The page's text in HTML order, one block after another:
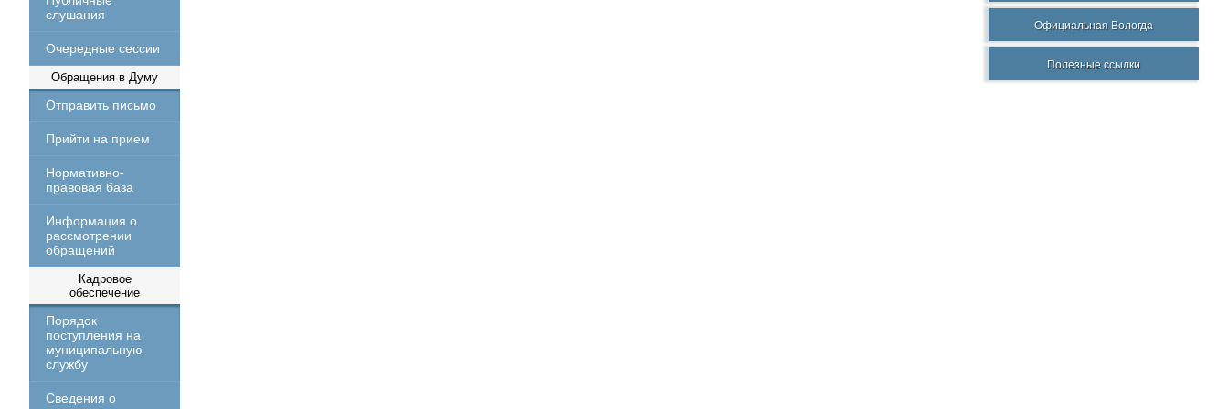
слушания
Очередные сессии
Обращения в Думу
Отправить письмо
Прийти на прием
Нормативно-
правовая база
Информация о
рассмотрении
обращений
Кадровое
обеспечение
Порядок
поступления на
муниципальную
службу
Сведения о
Официальная Вологда
Полезные ссылки